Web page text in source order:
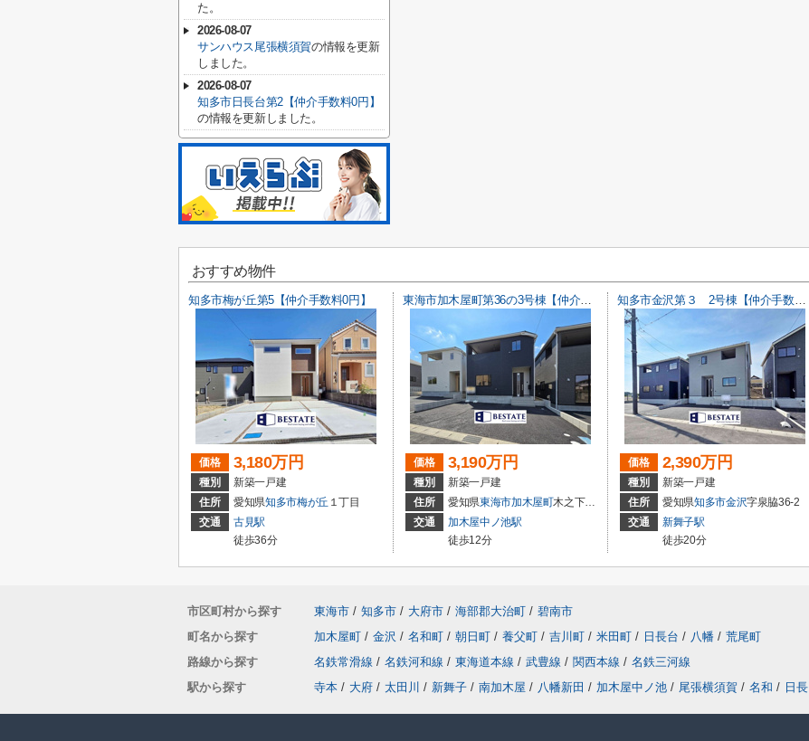
た。
2026-08-07
サンハウス尾張横須賀の情報を更新
しました。
2026-08-07
知多市日長台第2【仲介手数料0円】
の情報を更新しました。
おすすめ物件
知多市梅が丘第5【仲介手数料0円】
価格 3,180万円
種別
新築一戸建
住所
愛知県知多市梅が丘 １丁目
交通
古見駅
徒歩36分
東海市加木屋町第36の3号棟【仲介手数料0円】
価格 3,190万円
種別
新築一戸建
住所
愛知県東海市加木屋町木之下152
交通
加木屋中ノ池駅
徒歩12分
知多市金沢第３ 2号棟【仲介手数料0円】
価格 2,390万円
種別
新築一戸建
住所
愛知県知多市金沢字泉脇36-2
交通
新舞子駅
徒歩20分
市区町村から探す 東海市 / 知多市 / 大府市 / 海部郡大治町 / 碧南市
町名から探す
加木屋町 / 金沢 / 名和町 / 朝日町 / 養父町 / 吉川町 / 米田町 / 日長台 / 八幡 / 荒尾町
路線から探す
名鉄常滑線 / 名鉄河和線 / 東海道本線 / 武豊線 / 関西本線 / 名鉄三河線
駅から探す
寺本 / 大府 / 太田川 / 新舞子 / 南加木屋 / 八幡新田 / 加木屋中ノ池 / 尾張横須賀 / 名和 / 日長